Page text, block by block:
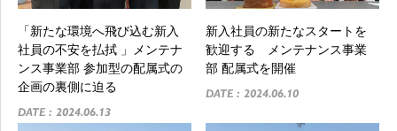
「新たな環境へ飛び込む新入
社員の不安を払拭 」メンテナ
ンス事業部 参加型の配属式の
企画の裏側に迫る
DATE : 2024.06.13
新入社員の新たなスタートを
歓迎する メンテナンス事業
部 配属式を開催
DATE : 2024.06.10